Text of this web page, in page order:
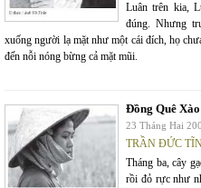
Luân trên kia,
đúng. Nhưng
xuống người lạ mặt như một cái đích, họ
đến nỗi nóng bừng cả mặt mũi.
Đồng Quê
23 Tháng Hai
TRẦN ĐỨC
Tháng ba, cây
rồi đỏ rực như